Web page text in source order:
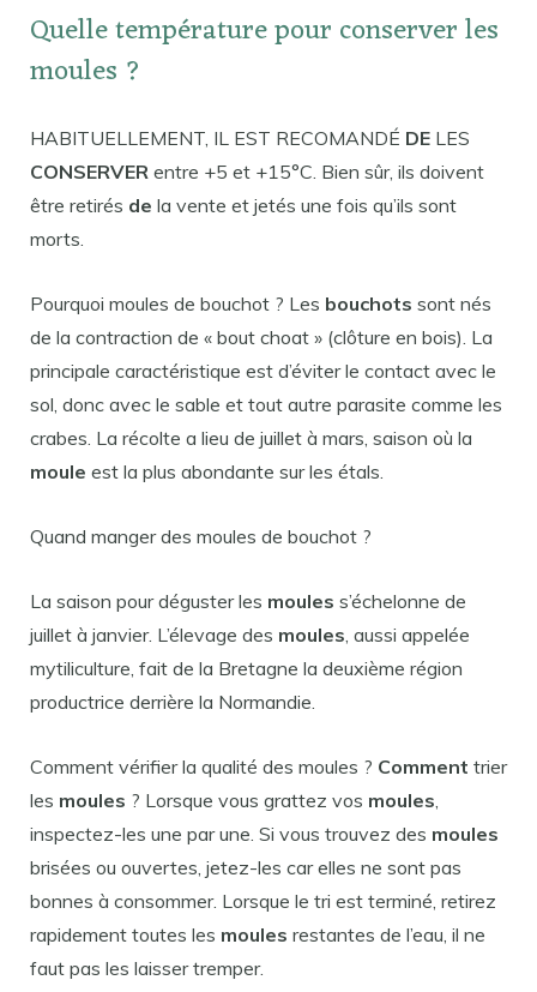
Quelle température pour conserver les
moules ?
HABITUELLEMENT, IL EST RECOMANDÉ DE LES
CONSERVER entre +5 et +15°C. Bien sûr, ils doivent
être retirés de la vente et jetés une fois qu’ils sont
morts.
Pourquoi moules de bouchot ? Les bouchots sont nés
de la contraction de « bout choat » (clôture en bois). La
principale caractéristique est d’éviter le contact avec le
sol, donc avec le sable et tout autre parasite comme les
crabes. La récolte a lieu de juillet à mars, saison où la
moule est la plus abondante sur les étals.
Quand manger des moules de bouchot ?
La saison pour déguster les moules s’échelonne de
juillet à janvier. L’élevage des moules, aussi appelée
mytiliculture, fait de la Bretagne la deuxième région
productrice derrière la Normandie.
Comment vérifier la qualité des moules ? Comment trier
les moules ? Lorsque vous grattez vos moules,
inspectez-les une par une. Si vous trouvez des moules
brisées ou ouvertes, jetez-les car elles ne sont pas
bonnes à consommer. Lorsque le tri est terminé, retirez
rapidement toutes les moules restantes de l’eau, il ne
faut pas les laisser tremper.